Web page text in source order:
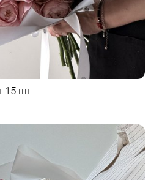
15 шт